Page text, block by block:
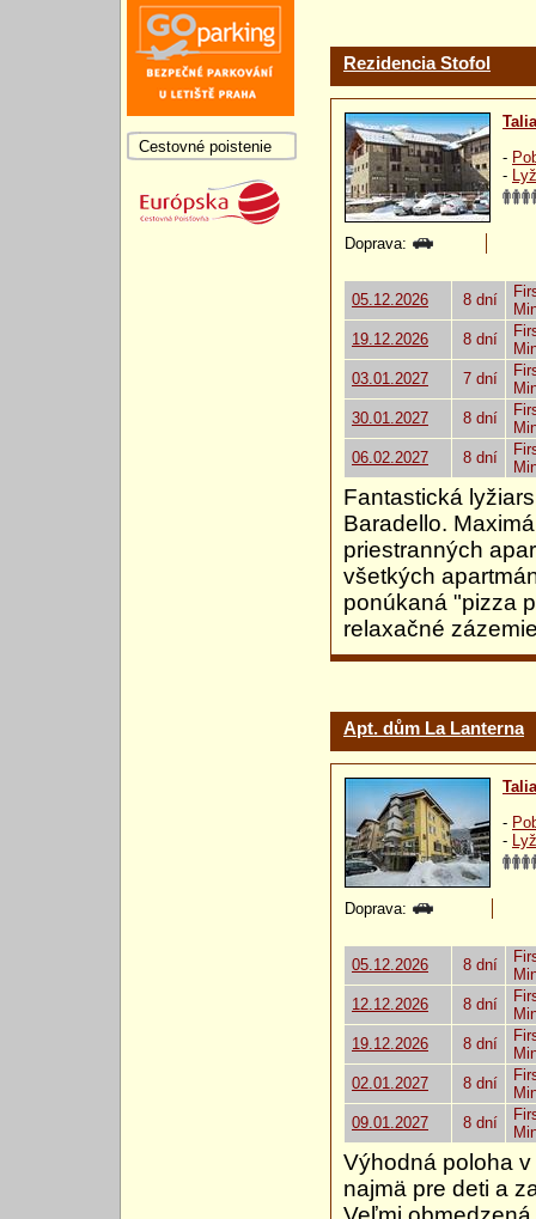
Rezidencia Stofol
-
-
Doprava:
05.12.2026 8 dní
19.12.2026
8 dní
03.01.2027
7 dní
30.01.2027
8 dní
06.02.2027
8 dní
Fantastická
Baradello.
priestranných
všetkých
ponúkaná "pizza
relaxačné
Apt. dům La Lanterna
-
-
Doprava:
05.12.2026 8 dní
12.12.2026
8 dní
19.12.2026
8 dní
02.01.2027
8 dní
09.01.2027
8 dní
Výhodná poloha
najmä pre deti a
Cestovné poistenie